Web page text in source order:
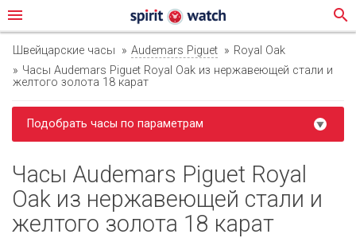
menu search
Швейцарские часы Audemars Piguet
Royal Oak
Часы Audemars Piguet Royal Oak из нержавеющей стали и
желтого золота 18 карат
Подобрать часы по параметрам
Часы Audemars Piguet Royal
Oak из нержавеющей стали и
желтого золота 18 карат